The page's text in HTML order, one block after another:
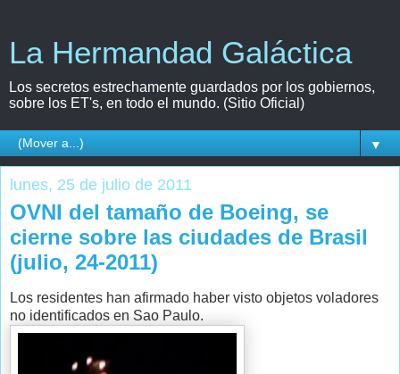
La Hermandad Galáctica
Los secretos estrechamente guardados por los gobiernos,
sobre los ET's, en todo el mundo. (Sitio Oficial)
▼
lunes, 25 de julio de 2011
OVNI del tamaño de Boeing, se
cierne sobre las ciudades de Brasil
(julio, 24-2011)
Los residentes han afirmado haber visto objetos voladores
no identificados en Sao Paulo.